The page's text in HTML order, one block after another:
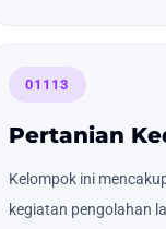
01113
Pertanian
Kelompok ini
kegiatan pengolahan